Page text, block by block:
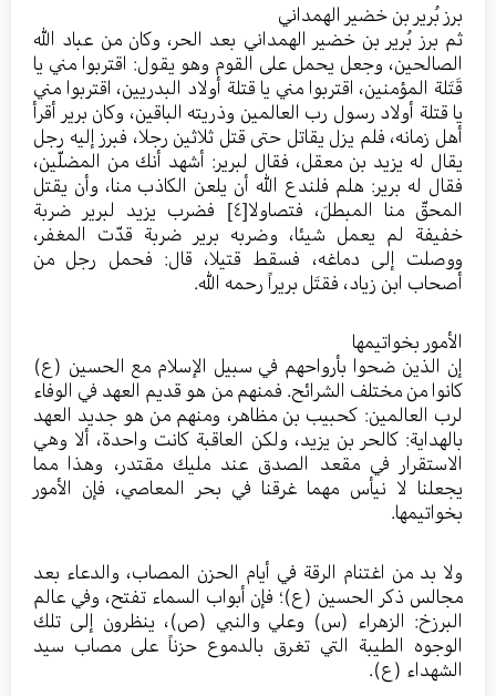
برز بُرير بن خضير الهمداني
ثم برز بُرير بن خضير الهمداني بعد الحر، وكان من عباد الله
الصالحين، وجعل يحمل على القوم وهو يقول: اقتربوا مني يا
قَتَلة المؤمنين، اقتربوا مني يا قتلة أولاد البدريين، اقتربوا مني
يا قتلة أولاد رسول رب العالمين وذريته الباقين، وكان برير أقرأ
أهل زمانه، فلم يزل يقاتل حتى قتل ثلاثين رجلا، فبرز إليه رجل
يقال له يزيد بن معقل، فقال لبرير: أشهد أنك من المضلّين،
فقال له برير: هلم فلندع الله أن يلعن الكاذب منا، وأن يقتل
المحقّ منا المبطلَ، فتصاولا[٤]
فضرب يزيد لبرير ضربة
خفيفة لم يعمل شيئا، وضربه برير ضربة قدّت المغفر،
ووصلت إلى دماغه، فسقط قتيلا، قال: فحمل رجل من
أصحاب ابن زياد، فقتَل بريراً رحمه الله.
الأمور بخواتيمها
إن الذين ضحوا بأرواحهم في سبيل الإسلام مع الحسين (ع)
كانوا من مختلف الشرائح. فمنهم من هو قديم العهد في الوفاء
لرب العالمين: كحبيب بن مظاهر، ومنهم من هو جديد العهد
بالهداية: كالحر بن يزيد، ولكن العاقبة كانت واحدة، ألا وهي
الاستقرار في مقعد الصدق عند مليك مقتدر، وهذا مما
يجعلنا لا نيأس مهما غرقنا في بحر المعاصي، فإن الأمور
بخواتيمها.
ولا بد من اغتنام الرقة في أيام الحزن المصاب، والدعاء بعد
مجالس ذكر الحسين (ع)؛ فإن أبواب السماء تفتح، وفي عالم
البرزخ: الزهراء (س) وعلي والنبي (ص)، ينظرون إلى تلك
الوجوه الطيبة التي تغرق بالدموع حزناً على مصاب سيد
الشهداء (ع).